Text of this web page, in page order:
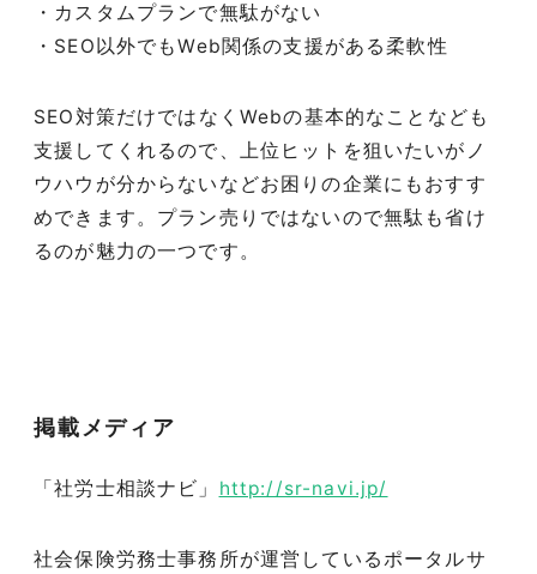
・カスタムプランで無駄がない
・SEO以外でもWeb関係の支援がある柔軟性
SEO対策だけではなくWebの基本的なことなども
支援してくれるので、上位ヒットを狙いたいがノ
ウハウが分からないなどお困りの企業にもおすす
めできます。プラン売りではないので無駄も省け
るのが魅力の一つです。
掲載メディア
「社労士相談ナビ」 http://sr-navi.jp/
社会保険労務士事務所が運営しているポータルサ